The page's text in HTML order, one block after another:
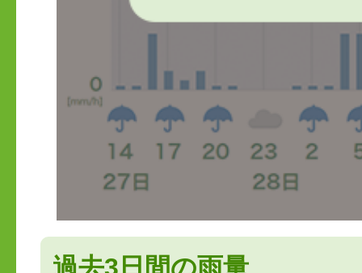
過去3日間の雨量